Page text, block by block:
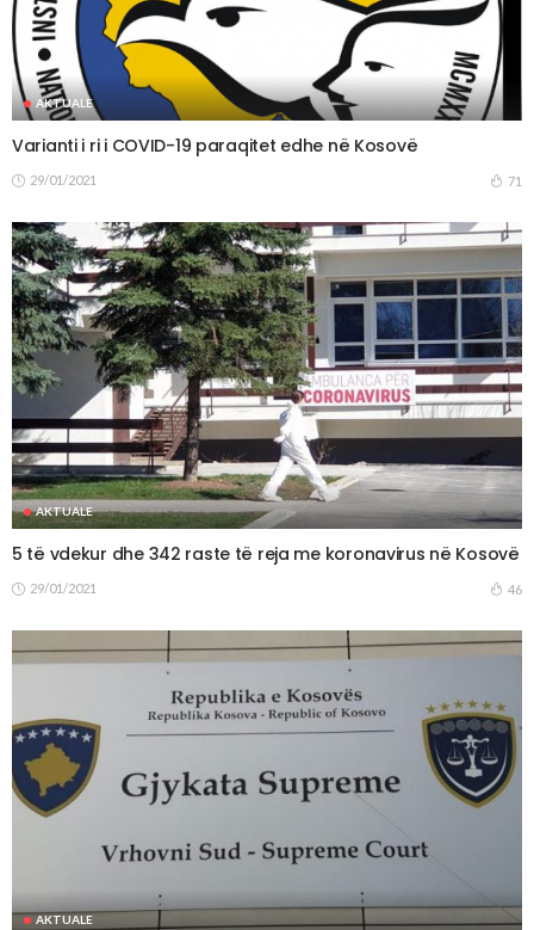
AKTUALE
Varianti i ri i COVID-19 paraqitet edhe në Kosovë
29/01/2021 71
AKTUALE
5 të vdekur dhe 342 raste të reja me koronavirus në Kosovë
29/01/2021 46
AKTUALE